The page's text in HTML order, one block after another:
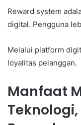
Reward system
digital. Pengguna
Melalui platform
loyalitas pelanggan.
Manfaat